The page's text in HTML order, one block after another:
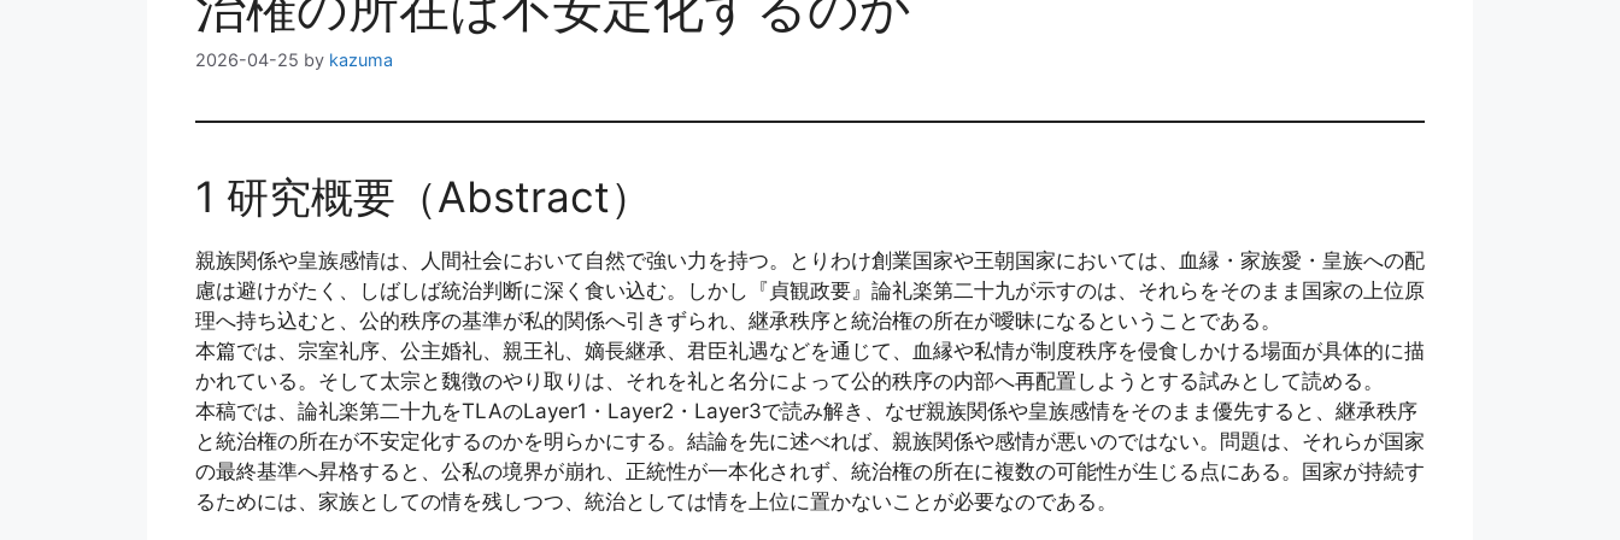
2026-04-25 by kazuma
1 研究概要（Abstract）
親族関係や皇族感情は、人間社会において自然で強い力を持つ。とりわけ創業国家や王朝国家においては、血縁・家族愛・皇族への配
慮は避けがたく、しばしば統治判断に深く食い込む。しかし『貞観政要』論礼楽第二十九が示すのは、それらをそのまま国家の上位原
理へ持ち込むと、公的秩序の基準が私的関係へ引きずられ、継承秩序と統治権の所在が曖昧になるということである。
本篇では、宗室礼序、公主婚礼、親王礼、嫡長継承、君臣礼遇などを通じて、血縁や私情が制度秩序を侵食しかける場面が具体的に描
かれている。そして太宗と魏徴のやり取りは、それを礼と名分によって公的秩序の内部へ再配置しようとする試みとして読める。
本稿では、論礼楽第二十九をTLAのLayer1・Layer2・Layer3で読み解き、なぜ親族関係や皇族感情をそのまま優先すると、継承秩序
と統治権の所在が不安定化するのかを明らかにする。結論を先に述べれば、親族関係や感情が悪いのではない。問題は、それらが国家
の最終基準へ昇格すると、公私の境界が崩れ、正統性が一本化されず、統治権の所在に複数の可能性が生じる点にある。国家が持続す
るためには、家族としての情を残しつつ、統治としては情を上位に置かないことが必要なのである。